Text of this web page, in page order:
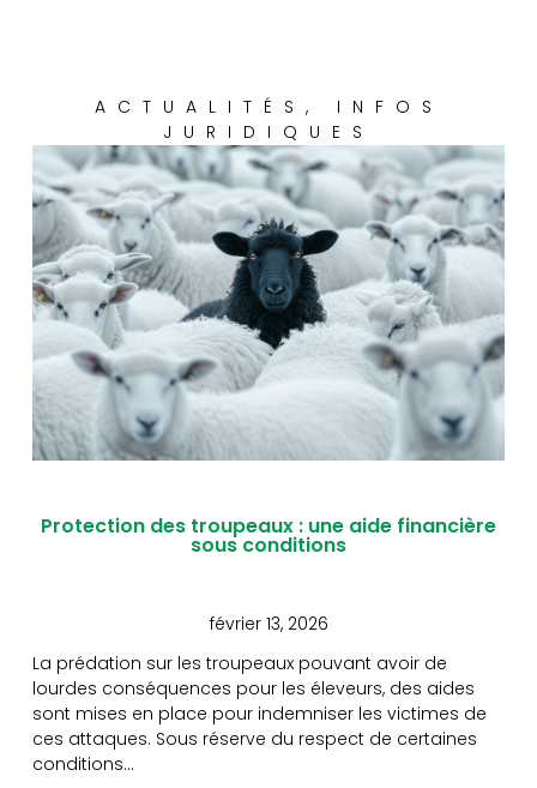
ACTUALITÉS , INFOS
JURIDIQUES
Protection des troupeaux : une aide financière
sous conditions
février 13, 2026
La prédation sur les troupeaux pouvant avoir de
lourdes conséquences pour les éleveurs, des aides
sont mises en place pour indemniser les victimes de
ces attaques. Sous réserve du respect de certaines
conditions…